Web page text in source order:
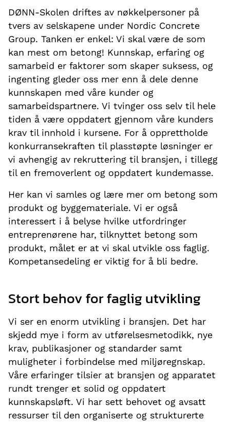
DØNN-Skolen driftes av nøkkelpersoner på
tvers av selskapene under Nordic Concrete
Group. Tanken er enkel: Vi skal være de som
kan mest om betong! Kunnskap, erfaring og
samarbeid er faktorer som skaper suksess, og
ingenting gleder oss mer enn å dele denne
kunnskapen med våre kunder og
samarbeidspartnere. Vi tvinger oss selv til hele
tiden å være oppdatert gjennom våre kunders
krav til innhold i kursene. For å opprettholde
konkurransekraften til plasstøpte løsninger er
vi avhengig av rekruttering til bransjen, i tillegg
til en fremoverlent og oppdatert kundemasse.
Her kan vi samles og lære mer om betong som
produkt og byggemateriale. Vi er også
interessert i å belyse hvilke utfordringer
entreprenørene har, tilknyttet betong som
produkt, målet er at vi skal utvikle oss faglig.
Kompetansedeling er viktig for å bli bedre.
Stort behov for faglig utvikling
Vi ser en enorm utvikling i bransjen. Det har
skjedd mye i form av utførelsesmetodikk, nye
krav, publikasjoner og standarder samt
muligheter i forbindelse med miljøregnskap.
Våre erfaringer tilsier at bransjen og apparatet
rundt trenger et solid og oppdatert
kunnskapsløft. Vi har sett behovet og avsatt
ressurser til den organiserte og strukturerte